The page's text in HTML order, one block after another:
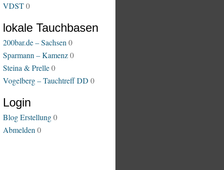
VDST0
lokale Tauchbasen
200bar.de – Sachsen 0
Sparmann – Kamenz0
Steina & Prelle0
Vogelberg – Tauchtreff DD 0
Login
Blog Erstellung0
Abmelden 0